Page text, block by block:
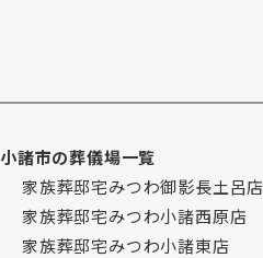
小諸市の葬儀場一覧
家族葬邸宅みつわ御影長土呂店
家族葬邸宅みつわ小諸西原店
家族葬邸宅みつわ小諸東店